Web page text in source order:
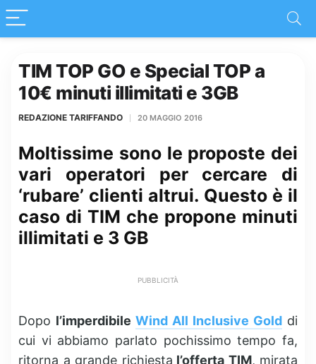
TIM TOP GO e Special TOP a
10€ minuti illimitati e 3GB
REDAZIONE TARIFFANDO 20 MAGGIO 2016
Moltissime sono le proposte dei
vari operatori per cercare di
‘rubare’ clienti altrui. Questo è il
caso di TIM che propone minuti
illimitati e 3 GB
PUBBLICITÀ
Dopo l’imperdibile Wind All Inclusive Gold di
cui vi abbiamo parlato pochissimo tempo fa,
ritorna a grande richiesta l’offerta TIM, mirata